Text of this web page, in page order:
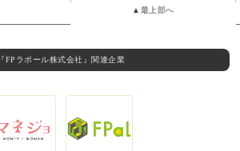
▲最上部へ
『FPラポール株式会社』関連企業